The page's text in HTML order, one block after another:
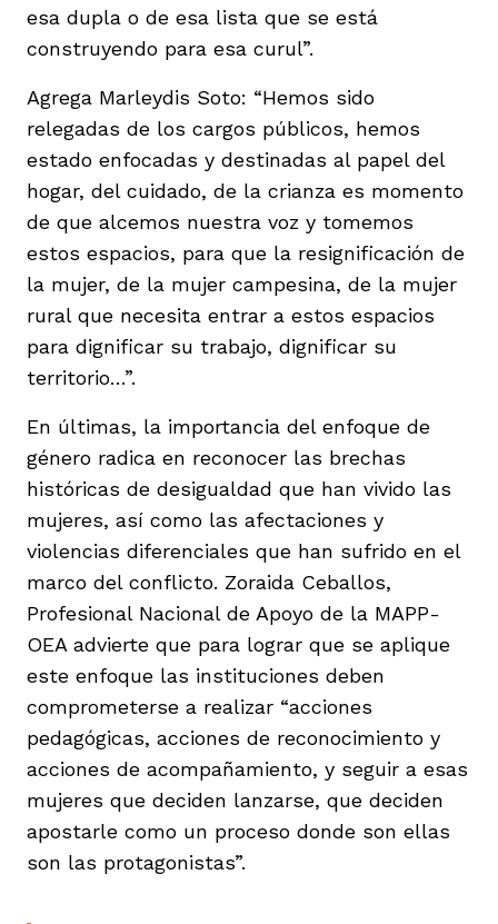
esa dupla o de esa lista que se está
construyendo para esa curul”.
Agrega Marleydis Soto: “Hemos sido
relegadas de los cargos públicos, hemos
estado enfocadas y destinadas al papel del
hogar, del cuidado, de la crianza es momento
de que alcemos nuestra voz y tomemos
estos espacios, para que la resignificación de
la mujer, de la mujer campesina, de la mujer
rural que necesita entrar a estos espacios
para dignificar su trabajo, dignificar su
territorio…”.
En últimas, la importancia del enfoque de
género radica en reconocer las brechas
históricas de desigualdad que han vivido las
mujeres, así como las afectaciones y
violencias diferenciales que han sufrido en el
marco del conflicto. Zoraida Ceballos,
Profesional Nacional de Apoyo de la MAPP-
OEA advierte que para lograr que se aplique
este enfoque las instituciones deben
comprometerse a realizar “acciones
pedagógicas, acciones de reconocimiento y
acciones de acompañamiento, y seguir a esas
mujeres que deciden lanzarse, que deciden
apostarle como un proceso donde son ellas
son las protagonistas”.